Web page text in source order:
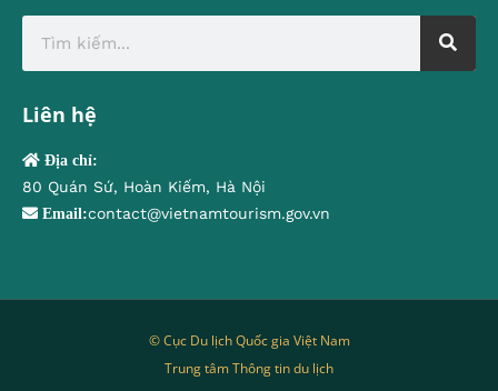
Liên hệ
Địa chỉ:
80 Quán Sứ, Hoàn Kiếm, Hà Nội
Email:contact@vietnamtourism.gov.vn
© Cục Du lịch Quốc gia Việt Nam
Trung tâm Thông tin du lịch